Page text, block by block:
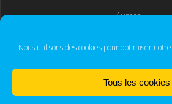
Nous utilisons des cookies pour optimiser
Tous les cookies
Aurera
IFORM